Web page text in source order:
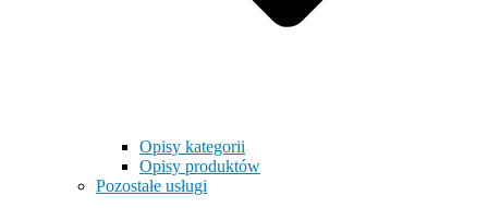
Opisy kategorii
Opisy produktów
Pozostałe usługi